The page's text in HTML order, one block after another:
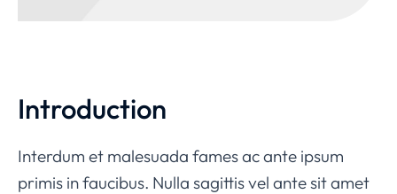
Introduction
Interdum et malesuada fames ac ante ipsum
primis in faucibus. Nulla sagittis vel ante sit amet